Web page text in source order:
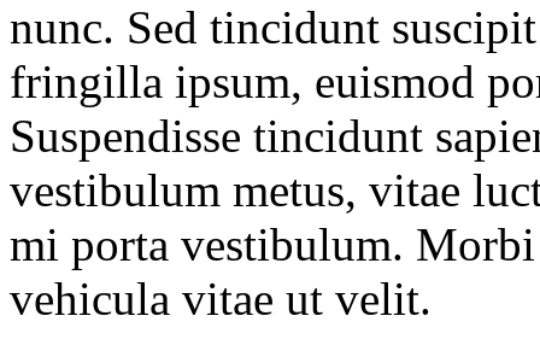
nunc. Sed tincidunt
fringilla ipsum, euismod
Suspendisse tincidunt
vestibulum metus, vitae
mi porta vestibulum.
vehicula vitae ut velit.